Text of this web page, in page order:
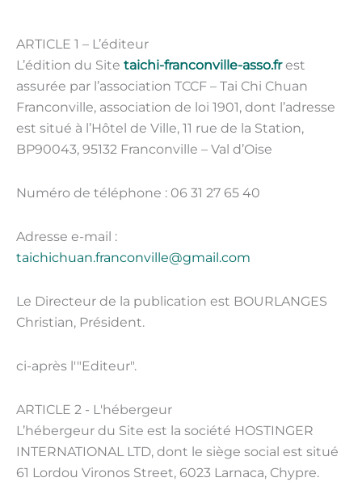
ARTICLE 1 – L’éditeur
L’édition du Site taichi-franconville-asso.frest
assurée par l’association TCCF – Tai Chi Chuan
Franconville, association de loi 1901, dont l’adresse
est situé à l’Hôtel de Ville, 11 rue de la Station,
BP90043, 95132 Franconville – Val d’Oise
Numéro de téléphone : 06 31 27 65 40
Adresse e-mail :
taichichuan.franconville@gmail.com
Le Directeur de la publication est BOURLANGES
Christian, Président.
ci-après l'"Editeur".
ARTICLE 2 - L'hébergeur
L’hébergeur du Site est la société HOSTINGER
INTERNATIONAL LTD, dont le siège social est situé
61 Lordou Vironos Street, 6023 Larnaca, Chypre.